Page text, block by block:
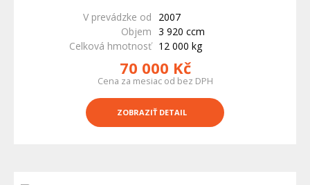
V prevádzke od
2007
Objem 3 920 ccm
Celková hmotnosť 12 000 kg
70 000 Kč
Cena za mesiac od bez DPH
ZOBRAZIŤ DETAIL